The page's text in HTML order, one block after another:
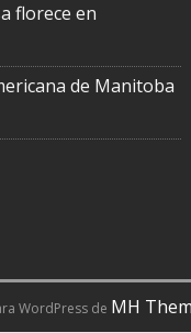
florece en
de Manitoba
WordPress de MH